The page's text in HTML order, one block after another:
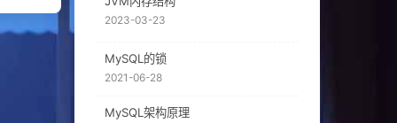
2023-03-23
MySQL的锁
2021-06-28
MySQL架构原理